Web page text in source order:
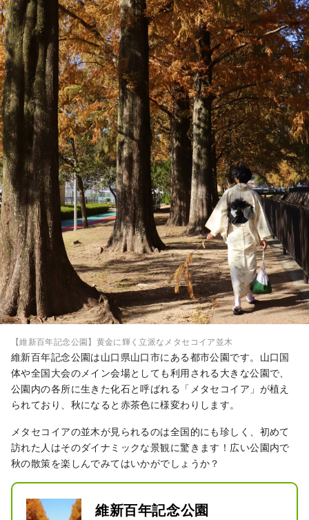
【維新百年記念公園】黄金に輝く立派なメタセコイア並木
維新百年記念公園は山口県山口市にある都市公園です。山口国
体や全国大会のメイン会場としても利用される大きな公園で、
公園内の各所に生きた化石と呼ばれる「メタセコイア」が植え
られており、秋になると赤茶色に様変わりします。
メタセコイアの並木が見られるのは全国的にも珍しく、初めて
訪れた人はそのダイナミックな景観に驚きます！広い公園内で
秋の散策を楽しんでみてはいかがでしょうか？
維新百年記念公園